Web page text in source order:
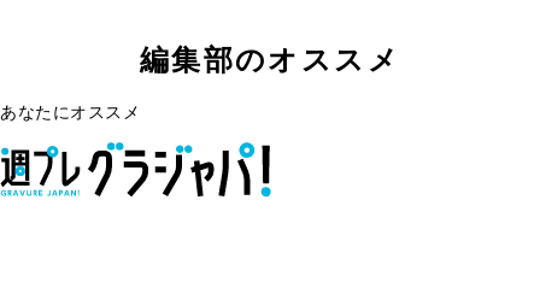
編集部のオススメ
あなたにオススメ